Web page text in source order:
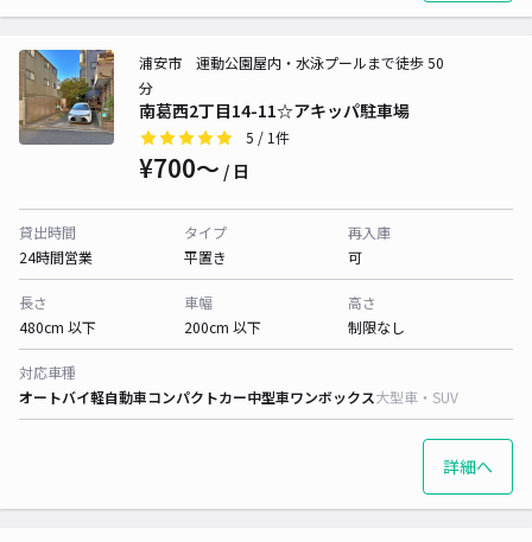
南葛西2丁目14-11☆アキッパ駐車場
浦安市 運動公園屋内・水泳プールまで徒歩 50
分
5 / 1件
¥700〜 / 日
貸出時間
24時間営業
タイプ
平置き
再入庫
可
長さ
480cm 以下
車幅
200cm 以下
高さ
制限なし
対応車種
オートバイ軽自動車コンパクトカー中型車ワンボックス大型車・SUV
詳細へ